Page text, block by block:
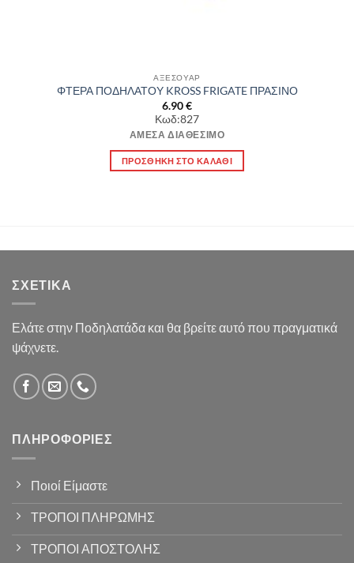
ΑΞΕΣΟΥΑΡ
ΦΤΕΡΑ ΠΟΔΗΛΑΤΟΥ KROSS FRIGATE ΠΡΑΣΙΝΟ
6.90€
Κωδ:827
ΆΜΕΣΑ ΔΙΑΘΈΣΙΜΟ
ΠΡΟΣΘΉΚΗ ΣΤΟ ΚΑΛΆΘΙ
ΣΧΕΤΙΚΆ
Ελάτε στην Ποδηλατάδα και θα βρείτε αυτό που πραγματικά
ψάχνετε.
ΠΛΗΡΟΦΟΡΊΕΣ
Ποιοί Είμαστε
ΤΡΟΠΟΙ ΠΛΗΡΩΜΗΣ
ΤΡΟΠΟΙ ΑΠΟΣΤΟΛΗΣ